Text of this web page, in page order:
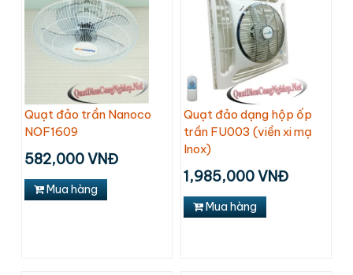
Quạt đảo trần Nanoco
NOF1609
582,000 VNĐ
Mua hàng
Quạt đảo dạng hộp ốp
trần FU003 (viền xi mạ
Inox)
1,985,000 VNĐ
Mua hàng